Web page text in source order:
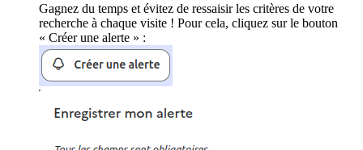
Gagnez du temps et évitez de ressaisir les critères de votre
recherche à chaque visite ! Pour cela, cliquez sur le bouton
« Créer une alerte » :